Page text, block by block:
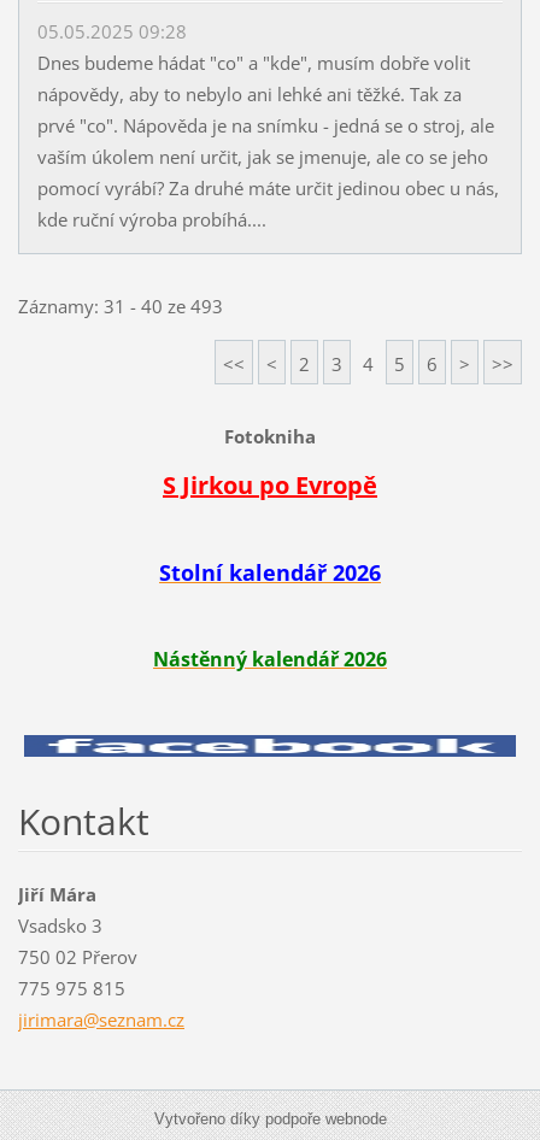
05.05.2025 09:28
Dnes budeme hádat "co" a "kde", musím dobře volit
nápovědy, aby to nebylo ani lehké ani těžké. Tak za
prvé "co". Nápověda je na snímku - jedná se o stroj, ale
vaším úkolem není určit, jak se jmenuje, ale co se jeho
pomocí vyrábí? Za druhé máte určit jedinou obec u nás,
kde ruční výroba probíhá....
Záznamy: 31 - 40 ze 493
<< < 2 3 4 5 6 > >>
Fotokniha
S Jirkou po Evropě
Stolní kalendář 2026
Nástěnný kalendář 2026
Kontakt
Jiří Mára
Vsadsko 3
750 02 Přerov
775 975 815
jirimara@seznam.cz
Vytvořeno díky podpoře webnode